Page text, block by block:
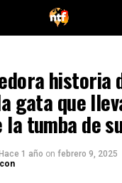
historia
gata que
la tumba de
Hace 1 año on febrero 9, 2025